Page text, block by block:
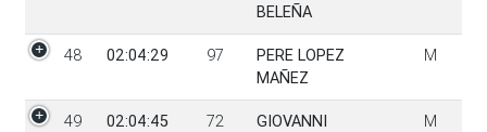
BELEÑA
48 02:04:29 97
PERE LOPEZ
MAÑEZ
M
49 02:04:45 72
GIOVANNI
M